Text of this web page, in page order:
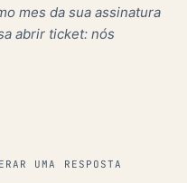
mes da sua assinatura
abrir ticket: nós
UMA RESPOSTA